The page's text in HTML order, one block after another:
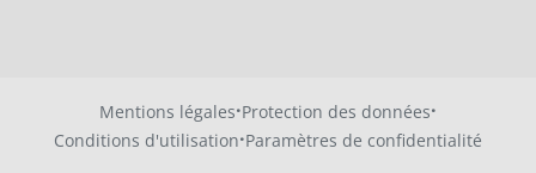
Mentions légales·Protection des données·
Conditions d'utilisation·Paramètres de confidentialité